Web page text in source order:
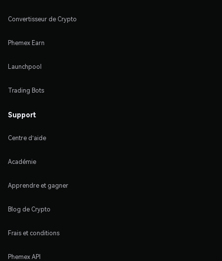
Convertisseur de Crypto
Phemex Earn
Launchpool
Trading Bots
Support
Centre d'aide
Académie
Apprendre et gagner
Blog de Crypto
Frais et conditions
Phemex API